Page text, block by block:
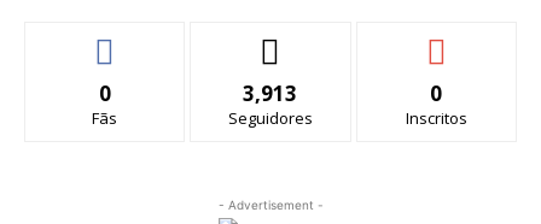
0
Fãs
3,913
Seguidores
0
Inscritos
- Advertisement -